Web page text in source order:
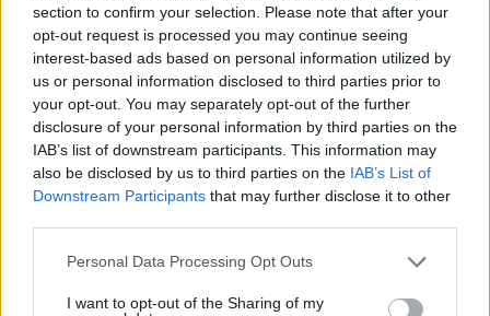
section to confirm your selection. Please note that after your
opt-out request is processed you may continue seeing
interest-based ads based on personal information utilized by
us or personal information disclosed to third parties prior to
your opt-out. You may separately opt-out of the further
disclosure of your personal information by third parties on the
IAB’s list of downstream participants. This information may
also be disclosed by us to third parties on the IAB’s List of
Downstream Participants that may further disclose it to other
Please note that this website/app uses one or more Google
not limited to your visit or usage behaviour. You may click to
Personal Data Processing Opt Outs
I want to opt-out of the Sharing of my
Μάχη με τις φλόγες εν μέσω καύσωνα στα Βαλκάνια:
Πυρκαγιές σε Σερβία και Αλβανία με θερμοκρασίες έως
40 βαθμούς
πριν 20 λεπτά
Πέθανε το άσπρο κουτάβι που συμβίωνε με αγέλη
λύκων στην Κεντρική Μακεδονία: Καλό ταξίδι μικρέ,
δείτε βίντεο
πριν 22 λεπτά
Συνελήφθη αστυνομικός για επικίνδυνη οδήγηση και
απείθεια
Δημήτρης Ξανθάκης: Η γνήσια λαϊκή φωνή, οι